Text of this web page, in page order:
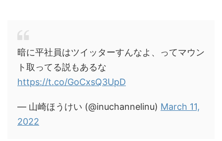
暗に平社員はツイッターすんなよ、ってマウン
ト取ってる説もあるな
https://t.co/GoCxsQ3UpD
— 山崎ほうけい (@inuchannelinu) March 11,
2022